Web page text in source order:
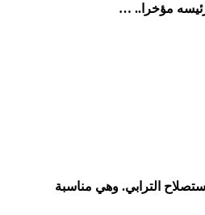
مؤخرا.. …
والاستصلاح الترابي. وهي مناسبة